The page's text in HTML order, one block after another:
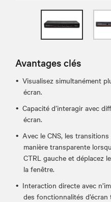
Avantages clés
Visualisez simultanément
écran.
Capacité d’interagir avec
écran.
Avec le CNS, les
manière transparente
CTRL gauche et déplacez
la fenêtre.
Interaction directe avec
des fonctionnalités d’écran